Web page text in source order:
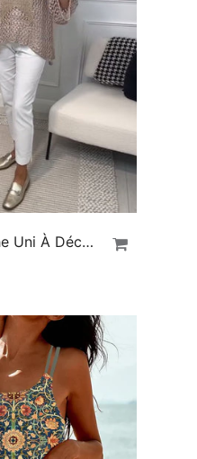
Pull À Capuche Uni À Découpes Étoiles